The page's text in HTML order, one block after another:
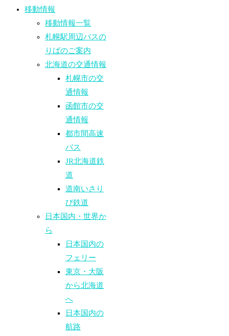
移動情報
移動情報一覧
札幌駅周辺バスの
りばのご案内
北海道の交通情報
札幌市の交
通情報
函館市の交
通情報
都市間高速
バス
JR北海道鉄
道
道南いさり
び鉄道
日本国内・世界か
ら
日本国内の
フェリー
東京・大阪
から北海道
へ
日本国内の
航路